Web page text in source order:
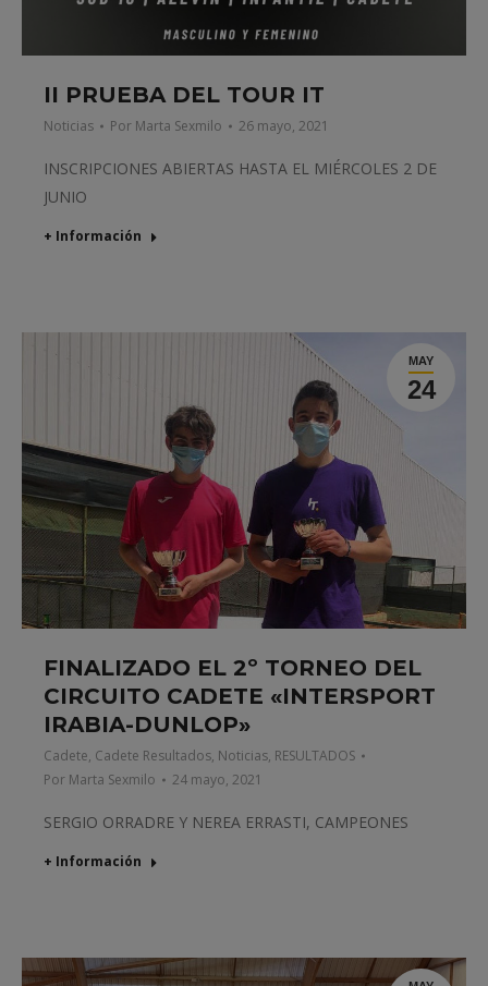
II PRUEBA DEL TOUR IT
Noticias Por Marta Sexmilo 26 mayo, 2021
INSCRIPCIONES ABIERTAS HASTA EL MIÉRCOLES 2 DE
JUNIO
+ Información
MAY
24
FINALIZADO EL 2º TORNEO DEL
CIRCUITO CADETE «INTERSPORT
IRABIA-DUNLOP»
Cadete, Cadete Resultados, Noticias, RESULTADOS
Por Marta Sexmilo 24 mayo, 2021
SERGIO ORRADRE Y NEREA ERRASTI, CAMPEONES
+ Información